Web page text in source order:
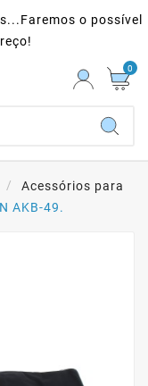
o possível
0
Acessórios para
AKB-49.